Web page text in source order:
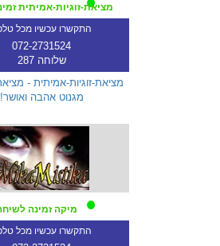
מציאת-זוגיות-אמיתית
התקשרו עכשיו מכל
072-2731524
שלוחה 287
מציאת-זוגיות-אמיתית -
מגנוט אהבה ואושר!
מיקה זמינה
התקשרו עכשיו מכל